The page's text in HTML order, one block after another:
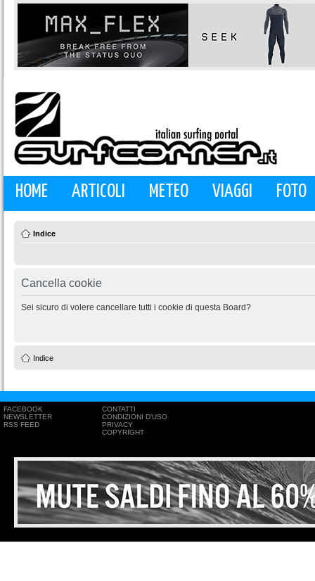
HOME ARTICOLI METEO VIAGGI FOTO
Indice
Cancella cookie
Sei sicuro di volere cancellare tutti i cookie di questa Board?
Indice
FACEBOOK
NEWSLETTER
RSS FEED
CONTATTI
CONDIZIONI D'USO
PRIVACY
COPYRIGHT